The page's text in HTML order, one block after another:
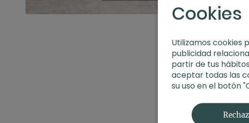
Cookies
Utilizamos cookies
publicidad
partir de tus
aceptar todas las
su uso en el botón